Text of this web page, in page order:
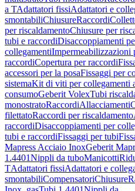
a TAdattatori fissiAdattatori e
smontabiliChiusureRaccordi
per riscaldamentoChiusure per
tubi e raccordiDisaccoppiamenti
collegamentiImpermeabilizzazioni
raccordiCopertura per raccordi
accessori per la posaFissaggi per
sistemaKit di viti per collegamenti
consumoGeberit VolexTubi
monostratoRaccordiAllacciamenti
filettatoRaccordi per riscaldamento
raccordiDisaccoppiamenti per
tubi e raccordiFissaggi per tubi
Mapress Acciaio InoxGeberit
1.4401Nippli da tuboManicotti
TAdattatori fissiAdattatori e
smontabiliCompensatoriChiusure